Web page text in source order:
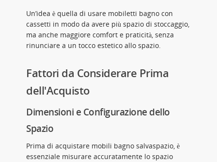
Un’idea è quella di usare mobiletti bagno con
cassetti in modo da avere più spazio di stoccaggio,
ma anche maggiore comfort e praticità, senza
rinunciare a un tocco estetico allo spazio.
Fattori da Considerare Prima
dell'Acquisto
Dimensioni e Configurazione dello
Spazio
Prima di acquistare mobili bagno salvaspazio, è
essenziale misurare accuratamente lo spazio